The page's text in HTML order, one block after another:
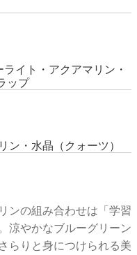
イト・アクアマリン・
ップ
ン・水晶（クォーツ）
ンの組み合わせは「学習
涼やかなブルーグリーン
らりと身につけられる美